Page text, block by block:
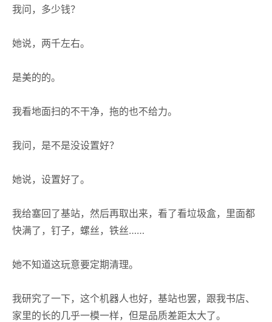
我问，多少钱？
她说，两千左右。
是美的的。
我看地面扫的不干净，拖的也不给力。
我问，是不是没设置好？
她说，设置好了。
我给塞回了基站，然后再取出来，看了看垃圾盒，里面都
快满了，钉子，螺丝，铁丝……
她不知道这玩意要定期清理。
我研究了一下，这个机器人也好，基站也罢，跟我书店、
家里的长的几乎一模一样，但是品质差距太大了。